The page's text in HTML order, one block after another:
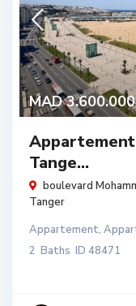
MAD 3.600.000
Tange...
boulevard
Tanger
Appartement,
2 Baths ID 48471